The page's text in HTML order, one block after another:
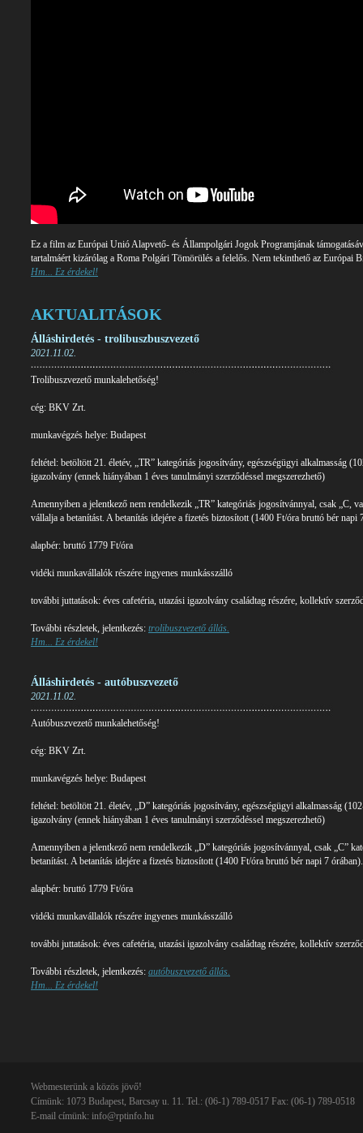
Ez a film az Európai Unió Alapvető- és Állampolgári Jogok Programjának
tartalmáért kizárólag a Roma Polgári Tömörülés a felelős. Nem tekinthető az Európai
Hm... Ez érdekel!
AKTUALITÁSOK
Álláshirdetés - trolibuszbuszvezető
2021.11.02.
Trolibuszvezető munkalehetőség!
cég: BKV Zrt.
munkavégzés helye: Budapest
feltétel: betöltött 21. életév, „TR” kategóriás jogosítvány, egészségügyi alkalmasság
igazolvány (ennek hiányában 1 éves tanulmányi szerződéssel megszerezhető)
Amennyiben a jelentkező nem rendelkezik „TR” kategóriás jogosítvánnyal, csak „C,
vállalja a betanítást. A betanítás idejére a fizetés biztosított (1400 Ft/óra bruttó bér napi
alapbér: bruttó 1779 Ft/óra
vidéki munkavállalók részére ingyenes munkásszálló
további juttatások: éves cafetéria, utazási igazolvány családtag részére, kollektív
További részletek, jelentkezés: trolibuszvezető állás.
Hm... Ez érdekel!
Álláshirdetés - autóbuszvezető
2021.11.02.
Autóbuszvezető munkalehetőség!
cég: BKV Zrt.
munkavégzés helye: Budapest
feltétel: betöltött 21. életév, „D” kategóriás jogosítvány, egészségügyi alkalmasság
igazolvány (ennek hiányában 1 éves tanulmányi szerződéssel megszerezhető)
Amennyiben a jelentkező nem rendelkezik „D” kategóriás jogosítvánnyal, csak „C”
betanítást. A betanítás idejére a fizetés biztosított (1400 Ft/óra bruttó bér napi 7 órában).
alapbér: bruttó 1779 Ft/óra
vidéki munkavállalók részére ingyenes munkásszálló
további juttatások: éves cafetéria, utazási igazolvány családtag részére, kollektív
További részletek, jelentkezés: autóbuszvezető állás.
Hm... Ez érdekel!
Webmesterünk a közös jövő!
Címünk: 1073 Budapest, Barcsay u. 11. Tel.: (06-1) 789-0517 Fax: (06-1) 789-0518
E-mail címünk: info@rptinfo.hu